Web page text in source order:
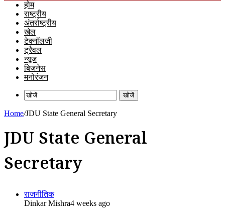
होम
राष्ट्रीय
अंतर्राष्ट्रीय
खेल
टेक्नॉलजी
ट्रैवल
न्यूज
बिजनेस
मनोरंजन
खोजें
Home/JDU State General Secretary
JDU State General
Secretary
राजनीतिक
Dinkar Mishra4 weeks ago